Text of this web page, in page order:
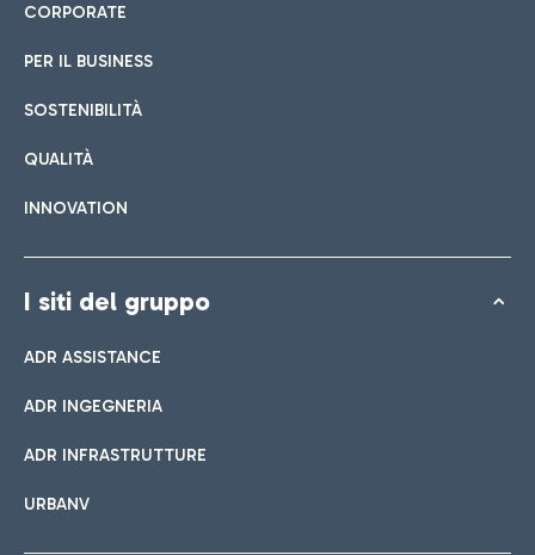
CORPORATE
PER IL BUSINESS
SOSTENIBILITÀ
QUALITÀ
INNOVATION
I siti del gruppo
ADR ASSISTANCE
ADR INGEGNERIA
ADR INFRASTRUTTURE
URBANV